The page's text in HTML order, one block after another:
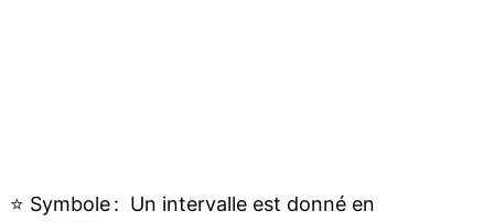
⭐ Symbole : Un intervalle est donné en